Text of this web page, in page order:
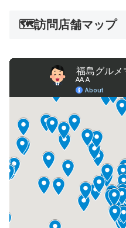
🗺️訪問店舗マップ